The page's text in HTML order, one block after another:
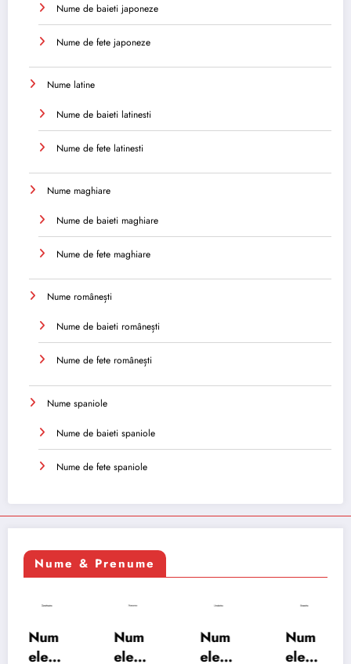
Nume de baieti japoneze
Nume de fete japoneze
Nume latine
Nume de baieti latinesti
Nume de fete latinesti
Nume maghiare
Nume de baieti maghiare
Nume de fete maghiare
Nume românești
Nume de baieti românești
Nume de fete românești
Nume spaniole
Nume de baieti spaniole
Nume de fete spaniole
Nume & Prenume
Num
ele
Num
ele
Num
ele
Num
ele